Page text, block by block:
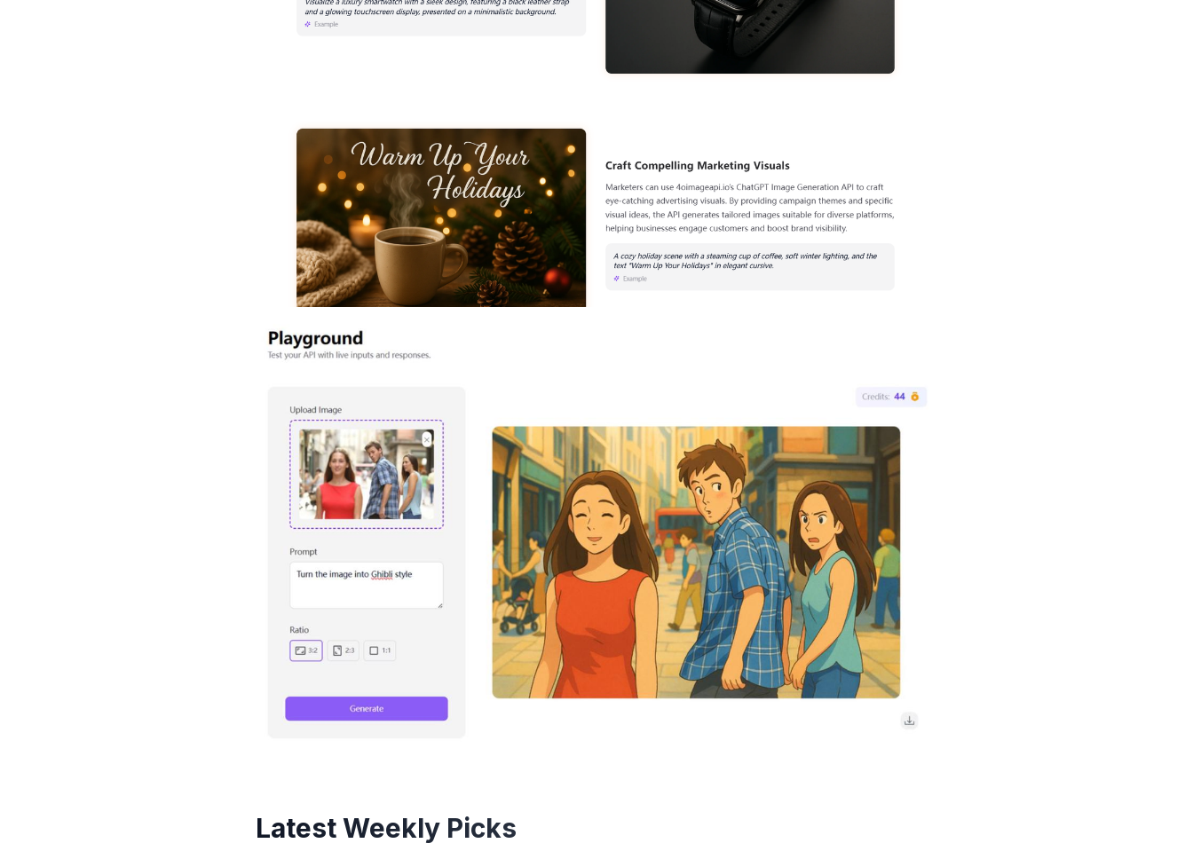
Latest Weekly Picks